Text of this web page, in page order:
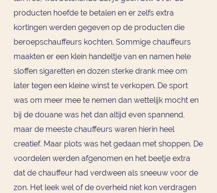
producten hoefde te betalen en er zelfs extra
kortingen werden gegeven op de producten die
beroepschauffeurs kochten. Sommige chauffeurs
maakten er een klein handeltje van en namen hele
sloffen sigaretten en dozen sterke drank mee om
later tegen een kleine winst te verkopen. De sport
was om meer mee te nemen dan wettelijk mocht en
bij de douane was het dan altijd even spannend,
maar de meeste chauffeurs waren hierin heel
creatief. Maar plots was het gedaan met shoppen. De
voordelen werden afgenomen en het beetje extra
dat de chauffeur had verdween als sneeuw voor de
zon. Het leek wel of de overheid niet kon verdragen